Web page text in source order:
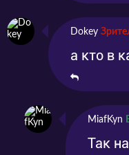
Dokey
а кто в
MiafKyn
Так